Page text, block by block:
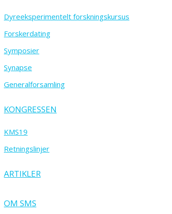
Dyreeksperimentelt forskningskursus
Forskerdating
Symposier
Synapse
Generalforsamling
KONGRESSEN
KMS19
Retningslinjer
ARTIKLER
OM SMS